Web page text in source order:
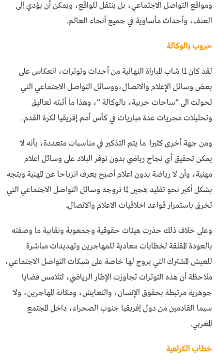
ومواقع التواصل الاجتماعي، بل ينتقل للواقع، ويمكن أن يؤدي إلى
العنف، وأحداث مأساوية في جميع أنحاء العالم.
حروب بالوكالة
لقد كان لما شاب المباراة النهائية من أحداث وتوترات، انعكاس على
بعض وسائل الإعلام والاتصال،ووسائل التواصل الاجتماعي التي
تحولت الى “ساحات حربية، بالوكالة “، وهذا ما أثبته تعاليق
وتحليلات مجريات عدة مباريات في كأس أمم إفريقيا لكرة القدم.
ومن جهة أخرى كثيرا ما يتم التذكير في مناسبات متعددة، بأنه لا
يمكن تحقيق أي نجاح رياضي بدون توفر البلاد على وسائل اعلام
مهنية، وأن لا رياضة بدون اعلام أصبح يعرف انزياحا عن المهنية ويتجه
بشكل أكبر نحو تقليد هجين لما تروجه وسائل التواصل الاجتماعي التي
تخرق باستمرار قواعد اخلاقيات الاعلام والاتصال.
وعلى خلاف ذلك حذرت هيئات حقوقية وجمعوية ونقابية ما وصفته
بالعودة المقلقة لخطابات معادية للمهاجرين وتهديدات مباشرة
للعيش المشترك التي يروج لها خاصة على شبكات التواصل الاجتماعي،
ملاحظة أن هذه التوترات تجاوزت الإطار الرياضي، لتلامس قضايا
جوهرية مرتبطة بحقوق الإنسان، والتعايش، ومكانة المهاجرين، ولا
سيما القادمين من دول إفريقيا جنوب الصحراء، داخل المجتمع
المغربي.
خطاب الكراهية